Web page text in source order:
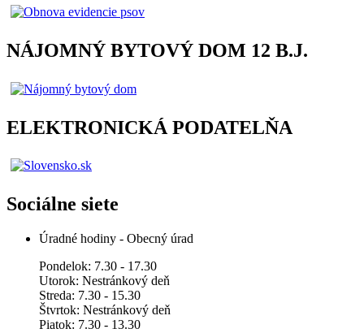
NÁJOMNÝ BYTOVÝ DOM 12 B.J.
ELEKTRONICKÁ PODATELŇA
Sociálne siete
Úradné hodiny - Obecný úrad
Pondelok: 7.30 - 17.30
Utorok: Nestránkový deň
Streda: 7.30 - 15.30
Štvrtok: Nestránkový deň
Piatok: 7.30 - 13.30